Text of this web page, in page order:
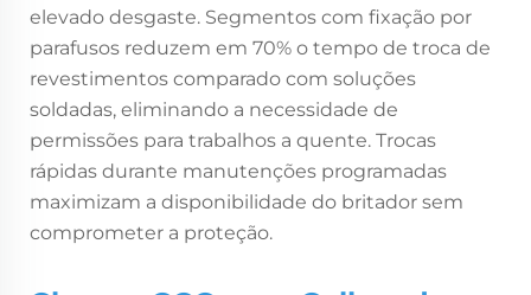
elevado desgaste. Segmentos com fixação por
parafusos reduzem em 70% o tempo de troca de
revestimentos comparado com soluções
soldadas, eliminando a necessidade de
permissões para trabalhos a quente. Trocas
rápidas durante manutenções programadas
maximizam a disponibilidade do britador sem
comprometer a proteção.